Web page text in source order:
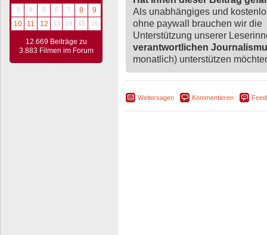
3
4 5 6 7 8
9
10
11 12 13 14 15 16
12.669 Beiträge zu
3.883 Filmen im Forum
Als unabhängiges und
ohne paywall brauchen wir die
Unterstützung unserer
verantwortlichen
monatlich) unterstützen
Weitersagen Kommentieren